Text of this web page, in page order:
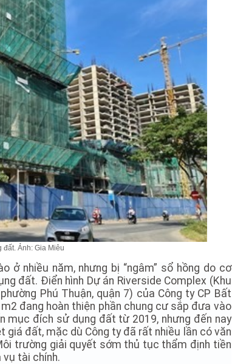
Ảnh: Gia Miêu
ở nhiều năm, nhưng bị “ngâm” sổ hồng do cơ
đất. Điển hình Dự án Riverside Complex (Khu
Phú Thuận, quận 7) của Công ty CP Bất
đang hoàn thiện phần chung cư sắp đưa vào
mục đích sử dụng đất từ 2019, nhưng đến nay
giá đất, mặc dù Công ty đã rất nhiều lần có văn
trường giải quyết sớm thủ tục thẩm định tiền
vụ tài chính.